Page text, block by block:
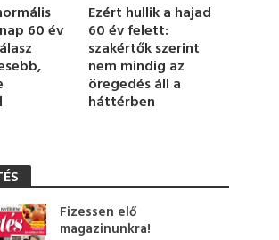
60 év
Ezért hullik a hajad
60 év felett:
szakértők szerint
nem mindig az
öregedés áll a
háttérben
Fizessen elő
magazinunkra!